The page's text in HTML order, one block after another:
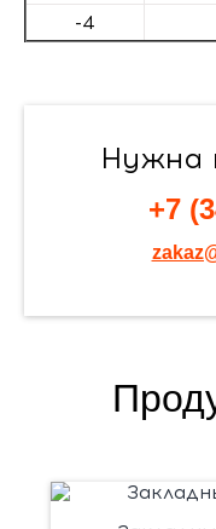
-4
Нужна
+7